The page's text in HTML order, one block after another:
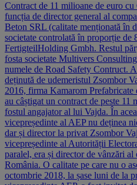
Contract de 11 milioane de euro
funcția de director general al
Beton SRL (calitate menționată în
societate controlată în proporție
FertigteilHolding Gmbh. Restul
fosta societate Multivers
numele de Road Safety Contruct.
deținută de udemeristul Zsombor
2016, firma Kamarom
au câștigat un contract de peste
fostul angajator al lui Vajda. În
vicepreședinte al AEP nu deținea
dar și director la privat Zsombor
vicepreședinte al Autorității
paralel, era și director de vânzări
România. O calitate pe care nu o
octombrie 2018, la șase luni de la